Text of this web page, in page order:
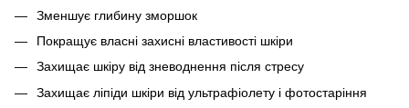
Зменшує глибину зморшок
Покращує власні захисні властивості шкіри
Захищає шкіру від зневоднення після стресу
Захищає ліпіди шкіри від ультрафіолету і фотостаріння